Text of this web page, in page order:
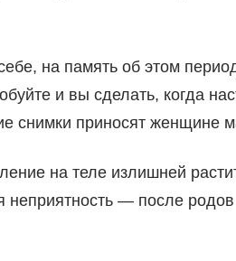
на память об этом
и вы сделать, когда
снимки приносят женщине
на теле излишней
неприятность — после